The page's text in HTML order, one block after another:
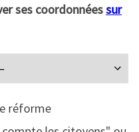
ses coordonnéessur
réforme